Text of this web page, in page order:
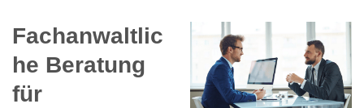
Fachanwaltlic
he Beratung
für